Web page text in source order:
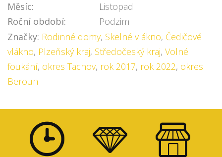
Měsíc:
Listopad
Roční období:
Podzim
Značky: Rodinné domy, Skelné vlákno, Čedičové
vlákno, Plzeňský kraj, Středočeský kraj, Volné
foukání, okres Tachov, rok 2017, rok 2022, okres
Beroun